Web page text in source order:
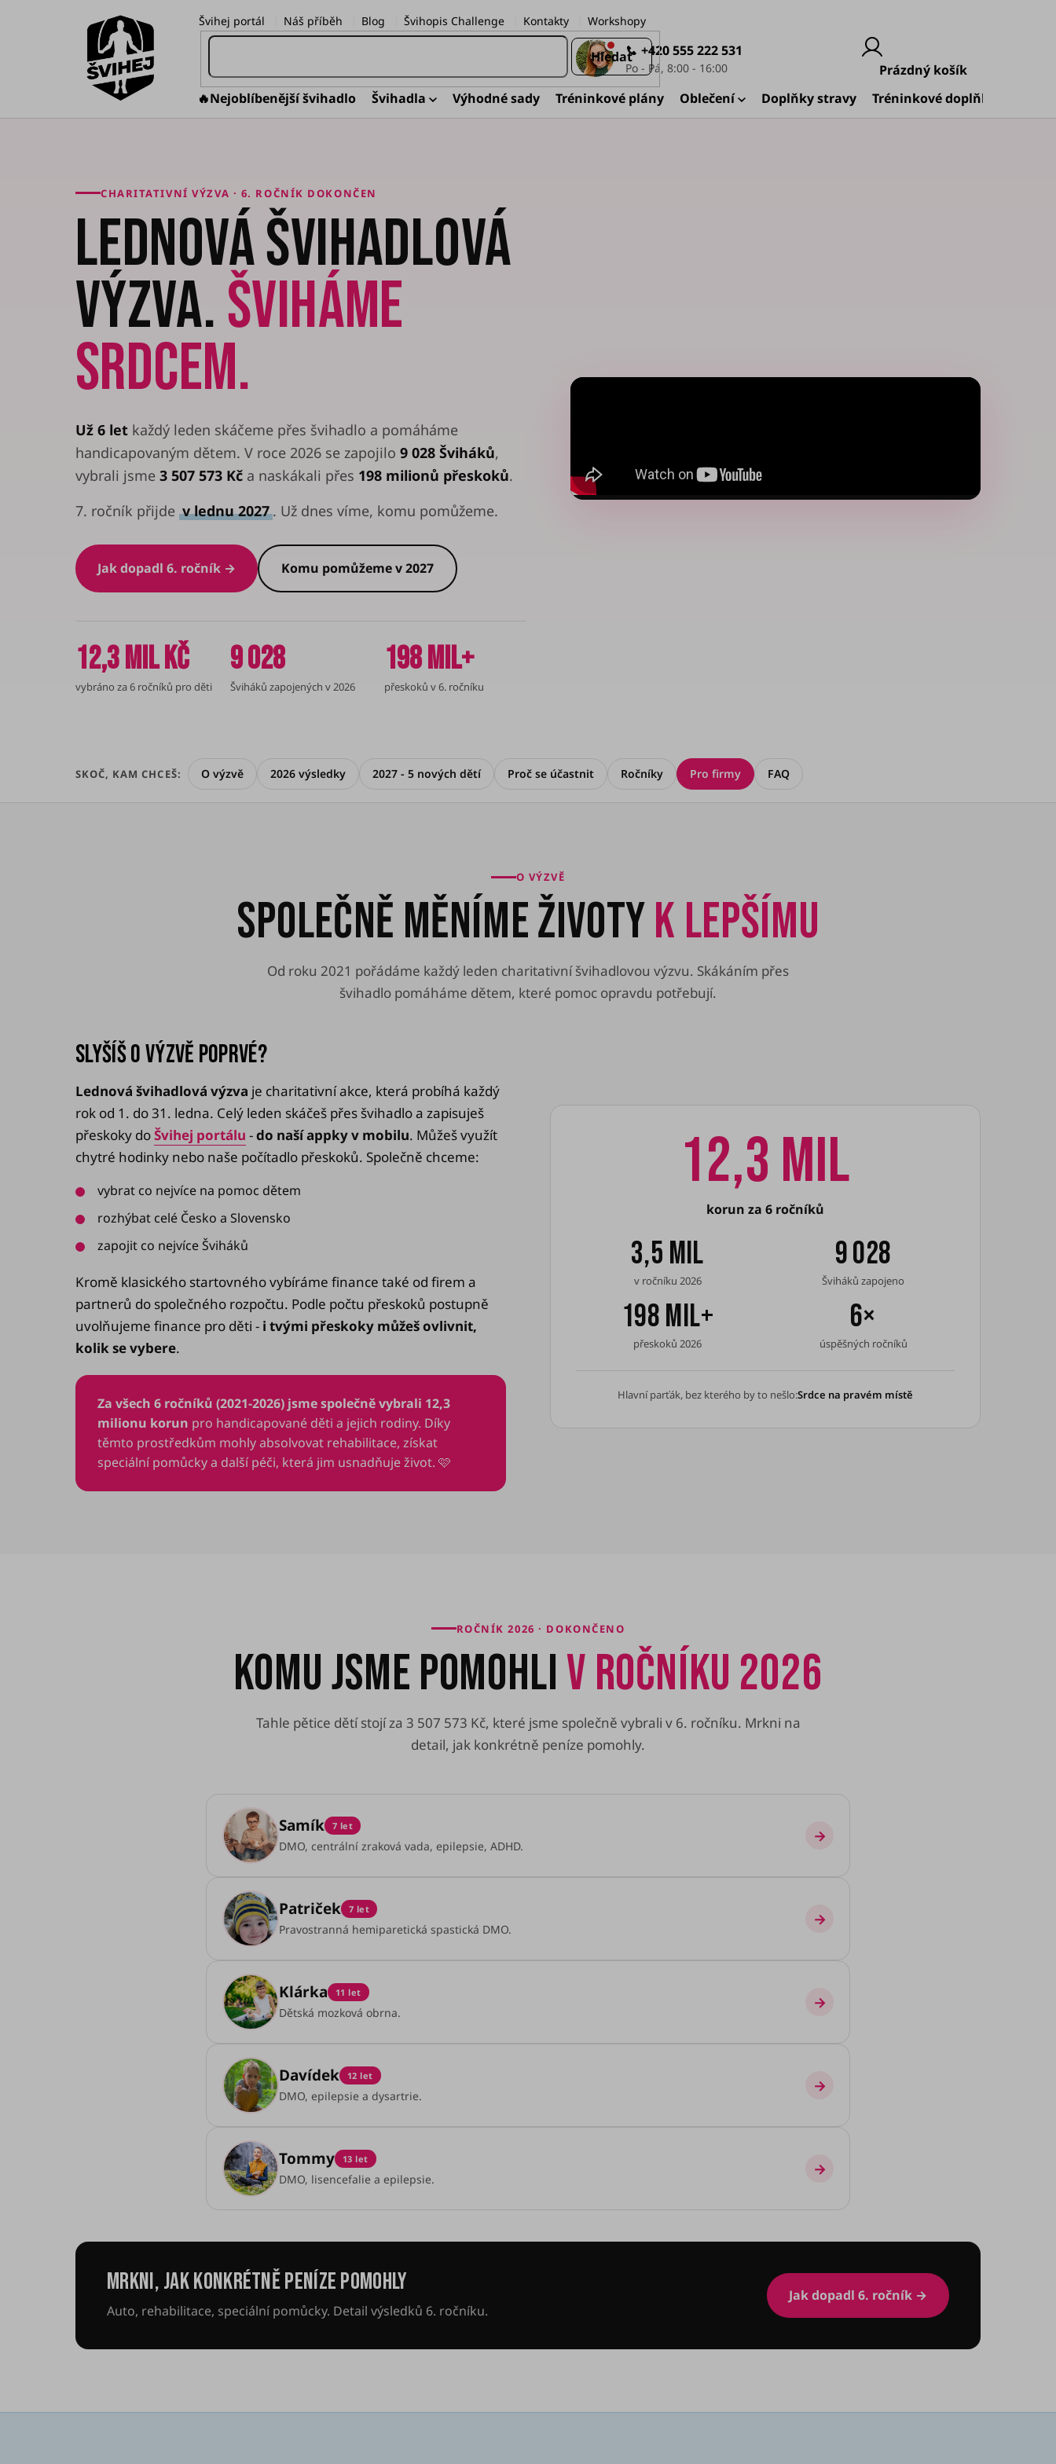
+420 555 222 531
Švihej portál Náš příběh Blog Švihopis Challenge Kontakty Workshopy
Hledat
Nákupní
košík
Prázdný košík
🔥Nejoblíbenější švihadlo
Švihadla Výhodné sady Tréninkové plány Oblečení Doplňky stravy Tréninkové doplňky
CHARITATIVNÍ VÝZVA · 6. ROČNÍK DOKONČEN
LEDNOVÁ ŠVIHADLOVÁ
VÝZVA.ŠVIHÁME
SRDCEM.
Už 6 let každý leden skáčeme přes švihadlo a pomáháme
handicapovaným dětem. V roce 2026 se zapojilo 9 028 Šviháků,
vybrali jsme 3 507 573 Kč a naskákali přes 198 milionů přeskoků.
7. ročník přijde v lednu 2027 . Už dnes víme, komu pomůžeme.
Jak dopadl 6. ročník → Komu pomůžeme v 2027
12,3 mil Kč
vybráno za 6 ročníků pro děti
9 028
Šviháků zapojených v 2026
198 mil+
přeskoků v 6. ročníku
SKOČ, KAM CHCEŠ: O výzvě 2026 výsledky 2027 - 5 nových dětí Proč se účastnit Ročníky Pro firmy FAQ
O VÝZVĚ
SPOLEČNĚ MĚNÍME ŽIVOTYK LEPŠÍMU
Od roku 2021 pořádáme každý leden charitativní švihadlovou výzvu. Skákáním přes
švihadlo pomáháme dětem, které pomoc opravdu potřebují.
SLYŠÍŠ O VÝZVĚ POPRVÉ?
Lednová švihadlová výzva je charitativní akce, která probíhá každý
rok od 1. do 31. ledna. Celý leden skáčeš přes švihadlo a zapisuješ
přeskoky doŠvihej portálu -do naší appky v mobilu. Můžeš využít
chytré hodinky nebo naše počítadlo přeskoků. Společně chceme:
vybrat co nejvíce na pomoc dětem
rozhýbat celé Česko a Slovensko
zapojit co nejvíce Šviháků
Kromě klasického startovného vybíráme finance také od firem a
partnerů do společného rozpočtu. Podle počtu přeskoků postupně
uvolňujeme finance pro děti - i tvými přeskoky můžeš ovlivnit,
kolik se vybere.
Za všech 6 ročníků (2021-2026) jsme společně vybrali 12,3
milionu korun pro handicapované děti a jejich rodiny. Díky
těmto prostředkům mohly absolvovat rehabilitace, získat
speciální pomůcky a další péči, která jim usnadňuje život. 🩷
12,3 mil
korun za 6 ročníků
3,5 mil
v ročníku 2026
9 028
Šviháků zapojeno
198 mil+
přeskoků 2026
6×
úspěšných ročníků
Hlavní parťák, bez kterého by to nešlo:Srdce na pravém místě
ROČNÍK 2026 · DOKONČENO
KOMU JSME POMOHLIV ROČNÍKU 2026
Tahle pětice dětí stojí za 3 507 573 Kč, které jsme společně vybrali v 6. ročníku. Mrkni na
detail, jak konkrétně peníze pomohly.
Samík 7 let
DMO, centrální zraková vada, epilepsie, ADHD.
→
Patriček 7 let
Pravostranná hemiparetická spastická DMO.
→
Klárka 11 let
Dětská mozková obrna.
→
Davídek 12 let
DMO, epilepsie a dysartrie.
→
Tommy 13 let
DMO, lisencefalie a epilepsie.
→
MRKNI, JAK KONKRÉTNĚ PENÍZE POMOHLY
Auto, rehabilitace, speciální pomůcky. Detail výsledků 6. ročníku.
Jak dopadl 6. ročník →